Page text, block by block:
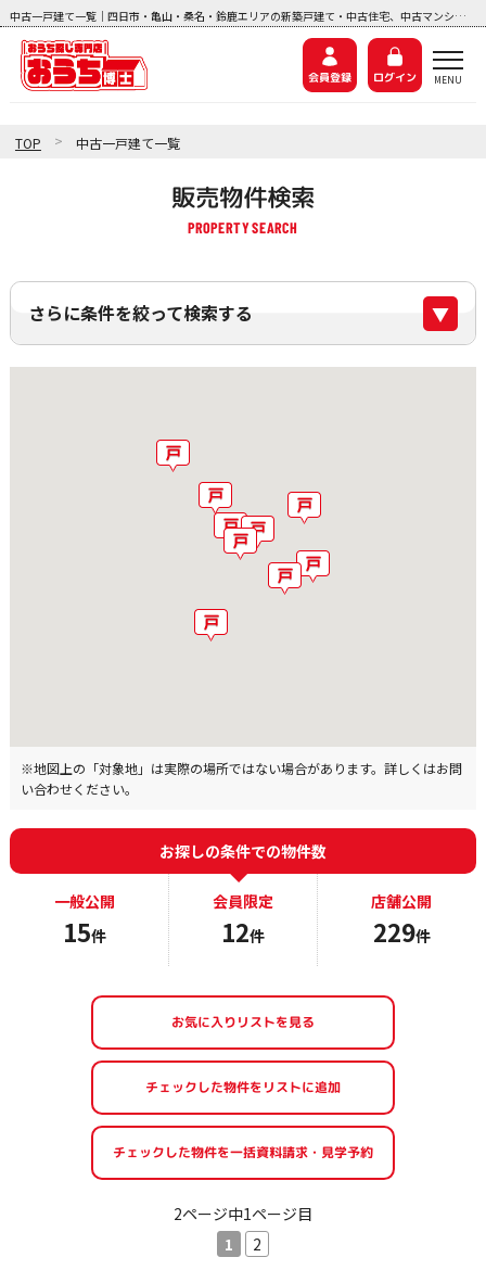
中古一戸建て一覧｜四日市・亀山・桑名・鈴鹿エリアの新築戸建て・中古住宅、中古マンション、土地探しなら『おうち博士ナビ』
会員登録 ログイン
TOP > 中古一戸建て一覧
販売物件検索
さらに条件を絞って検索する
※地図上の「対象地」は実際の場所ではない場合があります。詳しくはお問
い合わせください。
お探しの条件での物件数
一般公開
15件
会員限定
12件
店舗公開
229件
お気に入りリストを見る
2ページ中1ページ目
1
2